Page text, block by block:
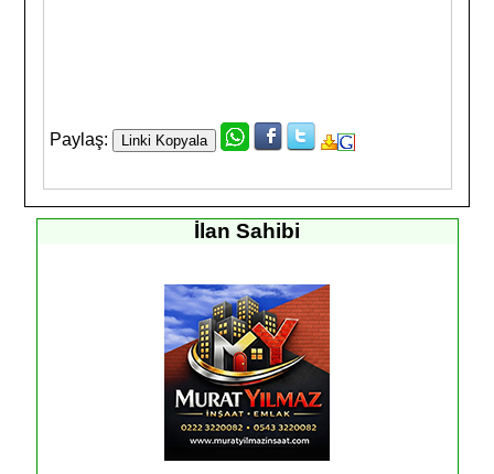
Paylaş:
İlan Sahibi